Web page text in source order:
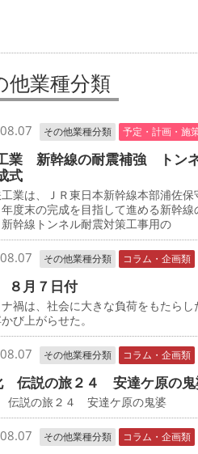
他業種分類
その他業種分類 予定・計画・施
業 新幹線の耐震補強 トン
式
業は、ＪＲ東日本新幹線本部浦佐保
年度末の完成を目指して進める新幹
新幹線トンネル耐震対策工事用の
その他業種分類 コラム・企画類
月７日付
禍は、社会に大きな負荷をもたら
び上がらせた。
その他業種分類 コラム・企画類
伝説の旅２４ 安達ケ原の鬼
説の旅２４ 安達ケ原の鬼婆
その他業種分類 コラム・企画類